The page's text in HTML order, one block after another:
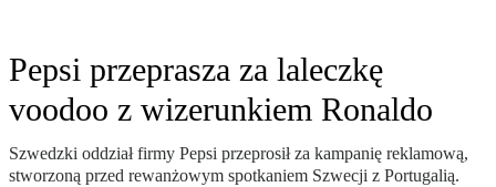
Pepsi przeprasza za laleczkę
voodoo z wizerunkiem Ronaldo
Szwedzki oddział firmy Pepsi przeprosił za kampanię reklamową,
stworzoną przed rewanżowym spotkaniem Szwecji z Portugalią.